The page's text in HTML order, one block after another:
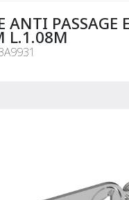
ANTI PASSAGE
L.1.08M